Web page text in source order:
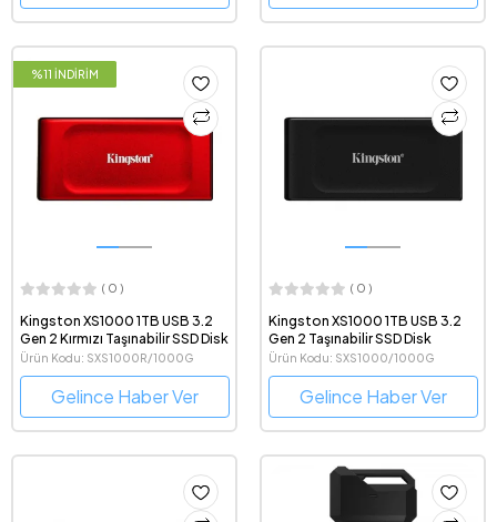
%11 İNDİRİM
( 0 )
Kingston XS1000 1TB USB 3.2
Gen 2 Kırmızı Taşınabilir SSD Disk
Ürün Kodu: SXS1000R/1000G
Gelince Haber Ver
( 0 )
Kingston XS1000 1TB USB 3.2
Gen 2 Taşınabilir SSD Disk
Ürün Kodu: SXS1000/1000G
Gelince Haber Ver